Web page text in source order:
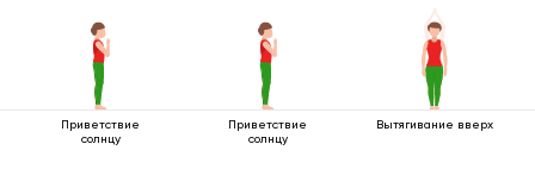
Приветствие
солнцу
Приветствие
солнцу
Вытягивание вверх